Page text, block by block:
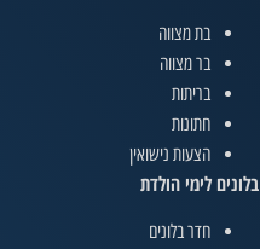
בת מצווה
בר מצווה
בריתות
חתונות
הצעות נישואין
בלונים לימי הולדת
חדר בלונים